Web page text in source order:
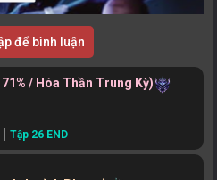
để bình luận
71% / Hóa Thần Trung Kỳ)
Tập 26 END